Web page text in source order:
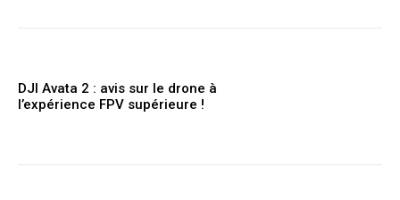
DJI Avata 2 : avis sur le drone à
l’expérience FPV supérieure !